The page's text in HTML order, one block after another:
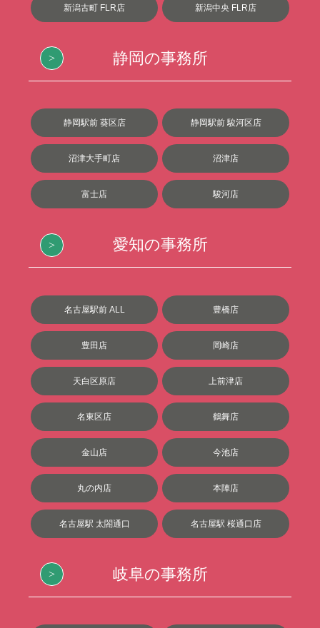
新潟古町 FLR店 新潟中央 FLR店
静岡の事務所
静岡駅前 葵区店 静岡駅前 駿河区店
沼津大手町店 沼津店
富士店 駿河店
愛知の事務所
名古屋駅前 ALL 豊橋店
豊田店 岡崎店
天白区原店 上前津店
名東区店 鶴舞店
金山店 今池店
丸の内店 本陣店
名古屋駅 太閤通口 名古屋駅 桜通口店
岐阜の事務所